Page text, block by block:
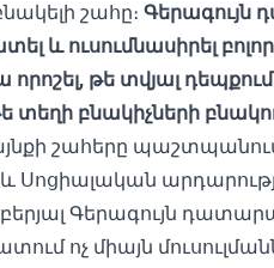
շահը։ Գերագույն
և ուսումնասիրել
թե տվյալ
տեղի բնակիչների
շահերը
Սոցիալական
Գերագույն
ոչ միայն